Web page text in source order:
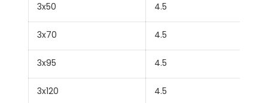
3x50 4.5
3x70 4.5
3x95 4.5
3x120 4.5